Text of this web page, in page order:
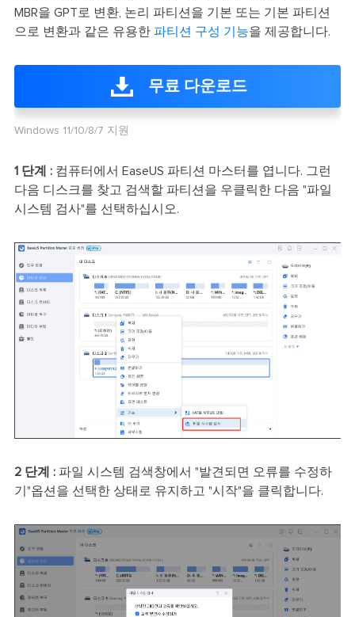
MBR을 GPT로 변환, 논리 파티션을 기본 또는 기본 파티션
으로 변환과 같은 유용한 파티션 구성 기능을 제공합니다.
무료 다운로드
Windows 11/10/8/7 지원
1 단계 :컴퓨터에서 EaseUS 파티션 마스터를 엽니다. 그런
다음 디스크를 찾고 검색할 파티션을 우클릭한 다음 "파일
시스템 검사"를 선택하십시오.
2 단계 :파일 시스템 검색창에서 "발견되면 오류를 수정하
기"옵션을 선택한 상태로 유지하고 "시작"을 클릭합니다.